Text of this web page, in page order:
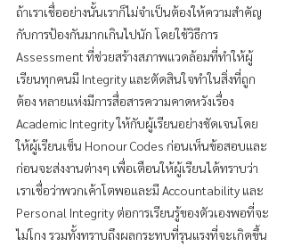
ถ้าเราเชื่ออย่างนั้นเราก็ไม่จำเป็นต้องให้ความสำคัญ
กับการป้องกันมากเกินไปนัก โดยใช้วิธีการ
Assessment ที่ช่วยสร้างสภาพแวดล้อมที่ทำให้ผู้
เรียนทุกคนมี Integrity และตัดสินใจทำในสิ่งที่ถูก
ต้อง หลายแห่งมีการสื่อสารความคาดหวังเรื่อง
Academic Integrity ให้กับผู้เรียนอย่างชัดเจนโดย
ให้ผู้เรียนเซ็น Honour Codes ก่อนเห็นข้อสอบและ
ก่อนจะส่งงานต่างๆ เพื่อเตือนให้ผู้เรียนได้ทราบว่า
เราเชื่อว่าพวกเค้าโตพอและมี Accountability และ
Personal Integrity ต่อการเรียนรู้ของตัวเองพอที่จะ
ไม่โกง รวมทั้งทราบถึงผลกระทบที่รุนแรงที่จะเกิดขึ้น